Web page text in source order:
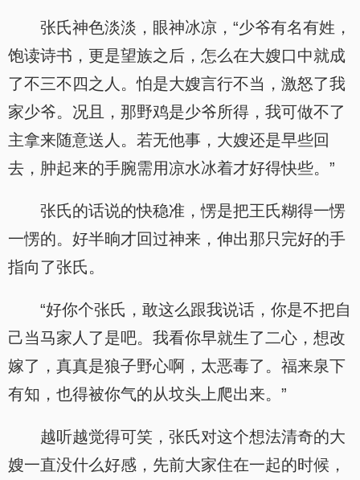
张氏神色淡淡，眼神冰凉，“少爷有名有姓，
饱读诗书，更是望族之后，怎么在大嫂口中就成
了不三不四之人。怕是大嫂言行不当，激怒了我
家少爷。况且，那野鸡是少爷所得，我可做不了
主拿来随意送人。若无他事，大嫂还是早些回
去，肿起来的手腕需用凉水冰着才好得快些。”
张氏的话说的快稳准，愣是把王氏糊得一愣
一愣的。好半晌才回过神来，伸出那只完好的手
指向了张氏。
“好你个张氏，敢这么跟我说话，你是不把自
己当马家人了是吧。我看你早就生了二心，想改
嫁了，真真是狼子野心啊，太恶毒了。福来泉下
有知，也得被你气的从坟头上爬出来。”
越听越觉得可笑，张氏对这个想法清奇的大
嫂一直没什么好感，先前大家住在一起的时候，